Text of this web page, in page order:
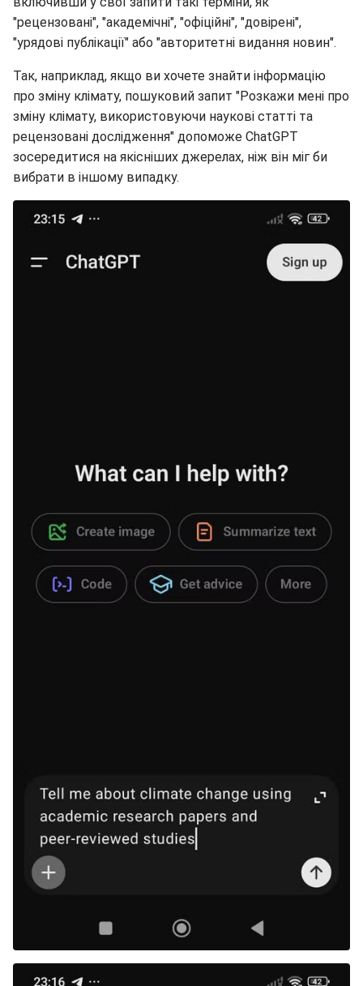
"урядові публікації" або "авторитетні видання новин".
Так, наприклад, якщо ви хочете знайти інформацію
зміну клімату, використовуючи наукові статті та
рецензовані дослідження" допоможе ChatGPT
зосередитися на якісніших джерелах, ніж він міг би
вибрати в іншому випадку.